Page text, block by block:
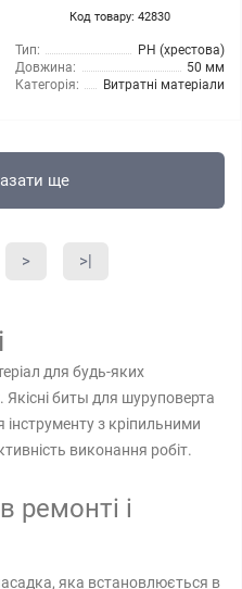
Код товару: 42830
Тип:
РН (хрестова)
Довжина:
50 мм
Категорія:
Витратні матеріали
ще
> >|
для будь-яких
Якісні биты для шуруповерта
з кріпильними
виконання робіт.
ремонті і
яка встановлюється в